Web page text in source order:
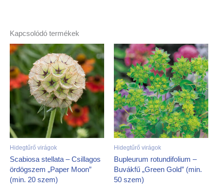
Kapcsolódó termékek
Hidegtűrő virágok
Scabiosa stellata – Csillagos
ördögszem „Paper Moon”
(min. 20 szem)
Hidegtűrő virágok
Bupleurum rotundifolium –
Buvákfű „Green Gold” (min.
50 szem)